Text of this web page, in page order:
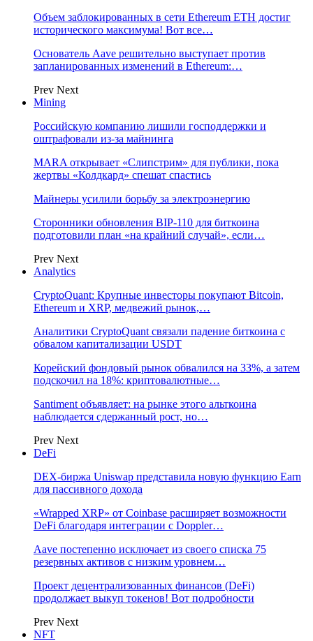
Объем заблокированных в сети Ethereum ETH достиг
исторического максимума! Вот все…
Основатель Aave решительно выступает против
запланированных изменений в Ethereum:…
Prev Next
Mining
Российскую компанию лишили господдержки и
оштрафовали из-за майнинга
MARA открывает «Слипстрим» для публики, пока
жертвы «Колдкард» спешат спастись
Майнеры усилили борьбу за электроэнергию
Сторонники обновления BIP-110 для биткоина
подготовили план «на крайний случай», если…
Prev Next
Analytics
CryptoQuant: Крупные инвесторы покупают Bitcoin,
Ethereum и XRP, медвежий рынок,…
Аналитики CryptoQuant связали падение биткоина с
обвалом капитализации USDT
Корейский фондовый рынок обвалился на 33%, а затем
подскочил на 18%: криптовалютные…
Santiment объявляет: на рынке этого альткоина
наблюдается сдержанный рост, но…
Prev Next
DeFi
DEX-биржа Uniswap представила новую функцию Earn
для пассивного дохода
«Wrapped XRP» от Coinbase расширяет возможности
DeFi благодаря интеграции с Doppler…
Aave постепенно исключает из своего списка 75
резервных активов с низким уровнем…
Проект децентрализованных финансов (DeFi)
продолжает выкуп токенов! Вот подробности
Prev Next
NFT